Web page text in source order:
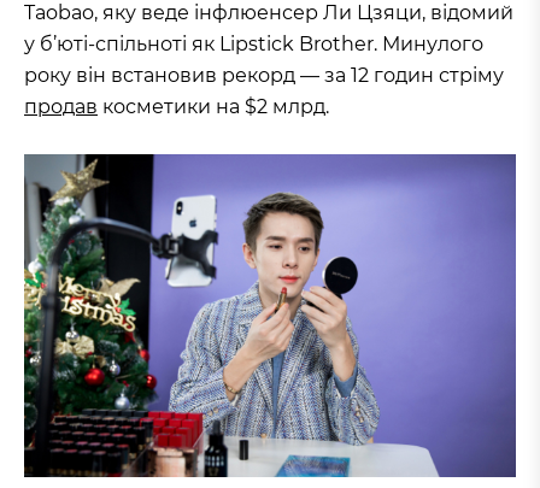
Taobao, яку веде інфлюенсер Ли Цзяци, відомий
у б’юті-спільноті як Lipstick Brother. Минулого
року він встановив рекорд — за 12 годин стріму
продав косметики на $2 млрд.